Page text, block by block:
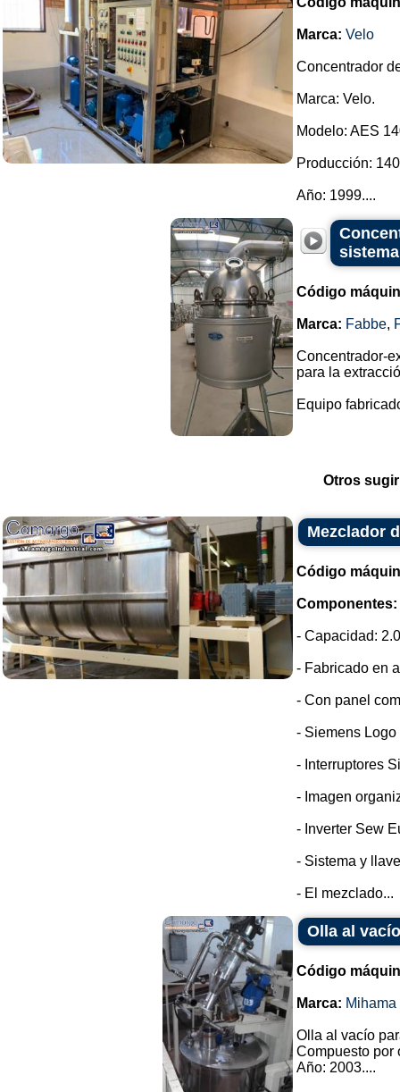
Marca: Velo
Concentrador
Marca: Velo.
Modelo: AES
Producción:
Año: 1999....
Código
Marca: Fabbe,
Concentrador-
para la
Equipo
Otros
Mezclador
Código
Componentes:
- Capacidad:
- Fabricado en
- Con panel
- Siemens Logo
- Interruptores
- Imagen
- Inverter Sew
- Sistema y
- El mezclado...
Olla al
Código
Marca:
Olla al vacío
Compuesto por
Año: 2003....